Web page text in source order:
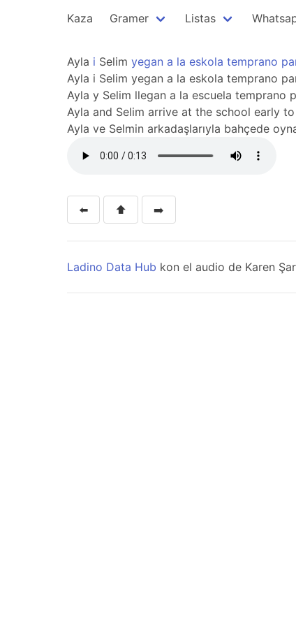
Kaza Gramer Listas
Ayla i Selim yegan a la eskola temprano
Ayla i Selim yegan a la eskola temprano
Ayla y Selim llegan a la escuela temprano
Ayla and Selim arrive at the school early
Ayla ve Selmin arkadaşlarıyla bahçede
⬅️ ⬆️ ➡️
Ladino Data Hub kon el audio de Karen